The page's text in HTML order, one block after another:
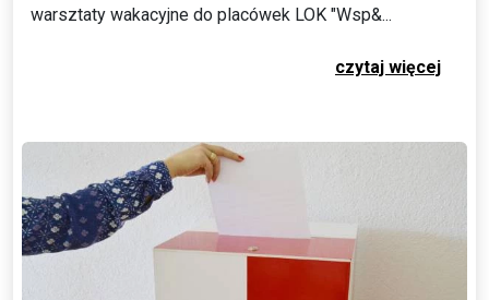
warsztaty wakacyjne do placówek LOK "Wsp&...
czytaj więcej